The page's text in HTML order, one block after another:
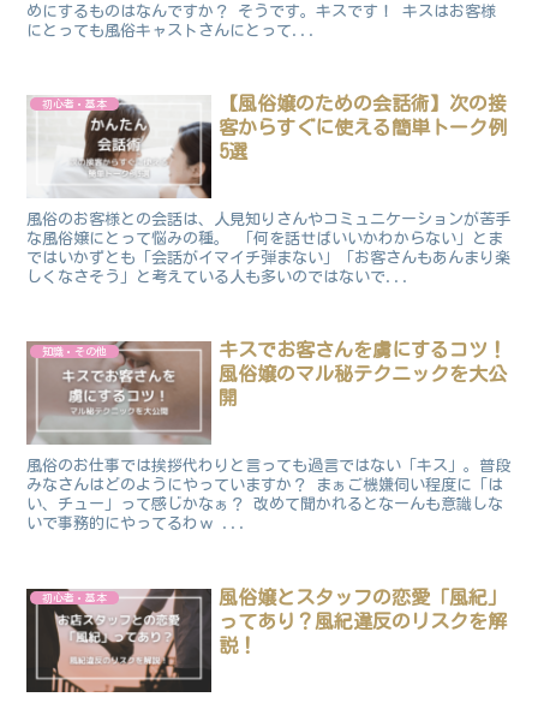
めにするものはなんですか？ そうです。キスです！ キスはお客様
にとっても風俗キャストさんにとって...
初心者・基本
【風俗嬢のための会話術】次の接
客からすぐに使える簡単トーク例
5選
風俗のお客様との会話は、人見知りさんやコミュニケーションが苦手
な風俗嬢にとって悩みの種。 「何を話せばいいかわからない」とま
ではいかずとも「会話がイマイチ弾まない」「お客さんもあんまり楽
しくなさそう」と考えている人も多いのではないで...
知識・その他
キスでお客さんを虜にするコツ！
風俗嬢のマル秘テクニックを大公
開
風俗のお仕事では挨拶代わりと言っても過言ではない「キス」。普段
みなさんはどのようにやっていますか？ まぁご機嫌伺い程度に「は
い、チュー」って感じかなぁ？ 改めて聞かれるとなーんも意識しな
いで事務的にやってるわｗ ...
初心者・基本
風俗嬢とスタッフの恋愛「風紀」
ってあり？風紀違反のリスクを解
説！